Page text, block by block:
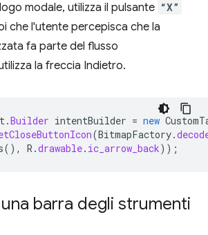
modale, utilizza il pulsante “X”
che l'utente percepisca che la
fa parte del flusso
la freccia Indietro.
.Builder intentBuilder = new
(BitmapFactory.
(), R .drawable. ic_arrow_back));
barra degli strumenti